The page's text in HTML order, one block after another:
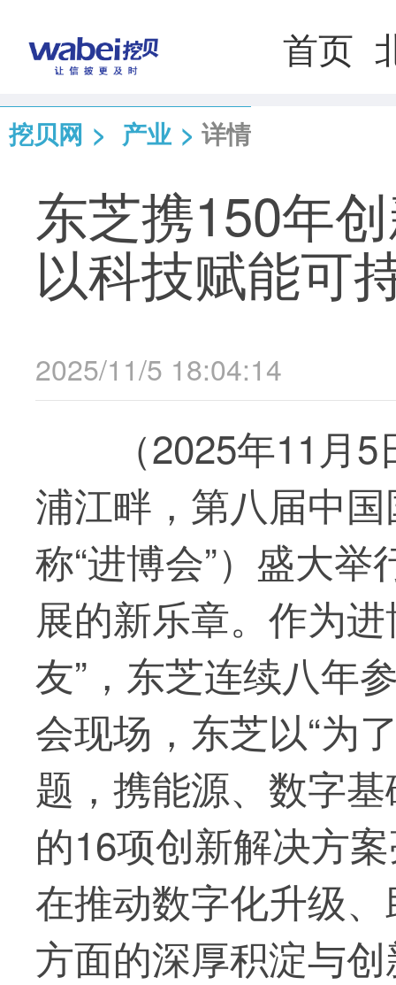
首页
挖贝网 > 产业 > 详情
东芝携150年
以科技赋能可
2025/11/5 18:04:14
（2025年11月
浦江畔，第八届中
称“进博会”）盛大
展的新乐章。作为
友”，东芝连续八年
会现场，东芝以“为
题，携能源、数字
的16项创新解决方
在推动数字化升级
方面的深厚积淀与